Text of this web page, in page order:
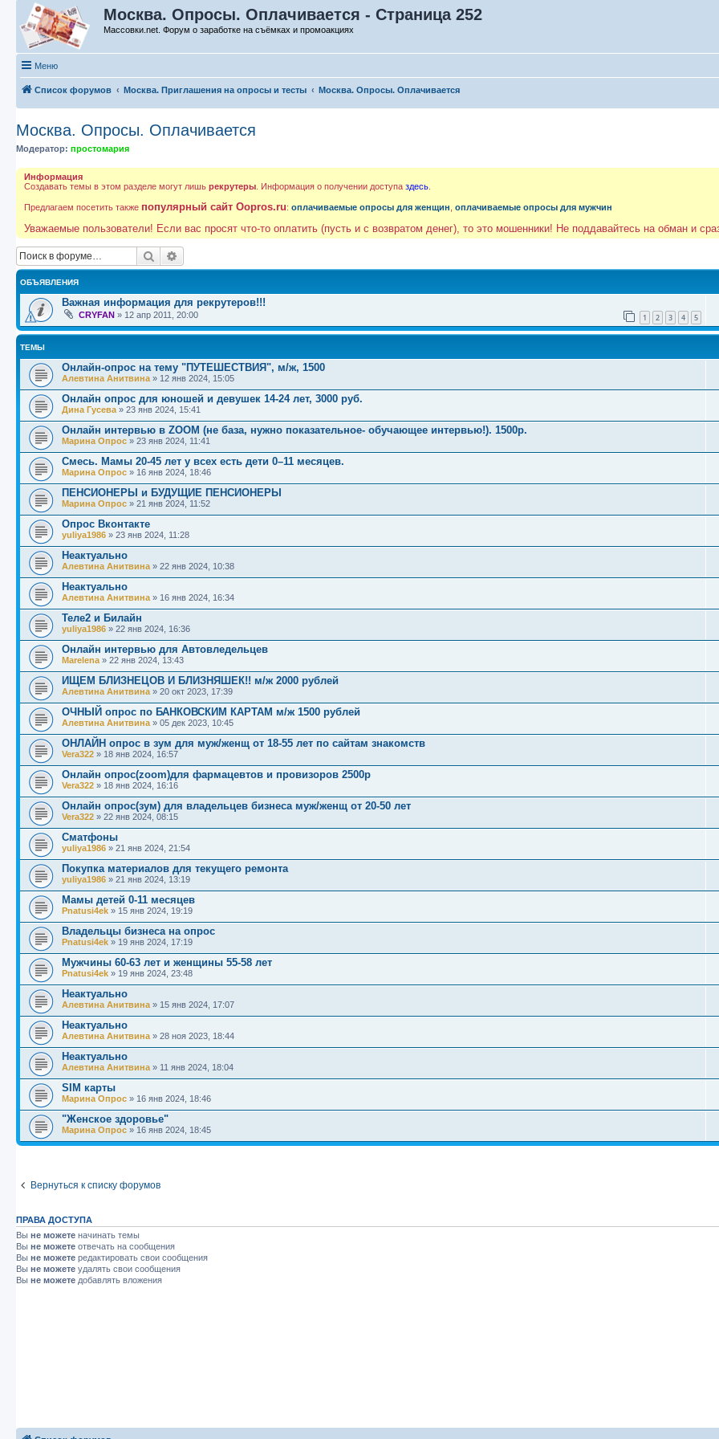
Москва. Опросы. Оплачивается - Страница 252
Массовки.net. Форум о заработке на съёмках и промоакциях
Меню
Список форумов Москва. Приглашения на опросы и тесты Москва. Опросы. Оплачивается
Москва. Опросы. Оплачивается
Модератор: простомария
Информация
Создавать темы в этом разделе могут лишь рекрутеры . Информация о получении доступа здесь
Предлагаем посетить также популярный сайт Oopros.ru: оплачиваемые опросы для женщин оплачиваемые опросы для мужчин
Уважаемые пользователи! Если вас просят что-то оплатить (пусть и с возвратом денег), то это мошенники! Не поддавайтесь на обман и
Поиск
ОБЪЯВЛЕНИЯ
Важная информация для рекрутеров!!!
CRYFAN » 12 апр 2011, 20:00 1 2 3 4 5
ТЕМЫ
Онлайн-опрос на тему "ПУТЕШЕСТВИЯ", м/ж, 1500
Алевтина Анитвина » 12 янв 2024, 15:05
Онлайн опрос для юношей и девушек 14-24 лет, 3000 руб.
Дина Гусева » 23 янв 2024, 15:41
Онлайн интервью в ZOOM (не база, нужно показательное- обучающее интервью!). 1500р.
Марина Опрос » 23 янв 2024, 11:41
Смесь. Мамы 20-45 лет у всех есть дети 0–11 месяцев.
Марина Опрос » 16 янв 2024, 18:46
ПЕНСИОНЕРЫ и БУДУЩИЕ ПЕНСИОНЕРЫ
Марина Опрос » 21 янв 2024, 11:52
Опрос Вконтакте
yuliya1986 » 23 янв 2024, 11:28
Неактуально
Алевтина Анитвина » 22 янв 2024, 10:38
Неактуально
Алевтина Анитвина » 16 янв 2024, 16:34
Теле2 и Билайн
yuliya1986 » 22 янв 2024, 16:36
Онлайн интервью для Автовледельцев
Marelena » 22 янв 2024, 13:43
ИЩЕМ БЛИЗНЕЦОВ И БЛИЗНЯШЕК!! м/ж 2000 рублей
Алевтина Анитвина » 20 окт 2023, 17:39
ОЧНЫЙ опрос по БАНКОВСКИМ КАРТАМ м/ж 1500 рублей
Алевтина Анитвина » 05 дек 2023, 10:45
ОНЛАЙН опрос в зум для муж/женщ от 18-55 лет по сайтам знакомств
Vera322 » 18 янв 2024, 16:57
Онлайн опрос(zoom)для фармацевтов и провизоров 2500р
Vera322 » 18 янв 2024, 16:16
Онлайн опрос(зум) для владельцев бизнеса муж/женщ от 20-50 лет
Vera322 » 22 янв 2024, 08:15
Сматфоны
yuliya1986 » 21 янв 2024, 21:54
Покупка материалов для текущего ремонта
yuliya1986 » 21 янв 2024, 13:19
Мамы детей 0-11 месяцев
Pnatusi4ek » 15 янв 2024, 19:19
Владельцы бизнеса на опрос
Pnatusi4ek » 19 янв 2024, 17:19
Мужчины 60-63 лет и женщины 55-58 лет
Pnatusi4ek » 19 янв 2024, 23:48
Неактуально
Алевтина Анитвина » 15 янв 2024, 17:07
Неактуально
Алевтина Анитвина » 28 ноя 2023, 18:44
Неактуально
Алевтина Анитвина » 11 янв 2024, 18:04
SIM карты
Марина Опрос » 16 янв 2024, 18:46
"Женское здоровье"
Марина Опрос » 16 янв 2024, 18:45
Вернуться к списку форумов
ПРАВА ДОСТУПА
Вы не можете начинать темы
Вы не можете отвечать на сообщения
Вы не можете редактировать свои сообщения
Вы не можете удалять свои сообщения
Вы не можете добавлять вложения